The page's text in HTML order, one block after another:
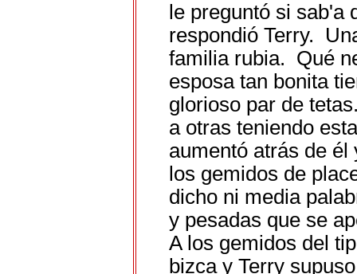
le preguntó si
respondió Terry.
familia rubia. Qué
esposa tan bonita
glorioso par de
a otras teniendo
aumentó atrás de
los gemidos de
dicho ni media
y pesadas que se
A los gemidos del
bizca y Terry